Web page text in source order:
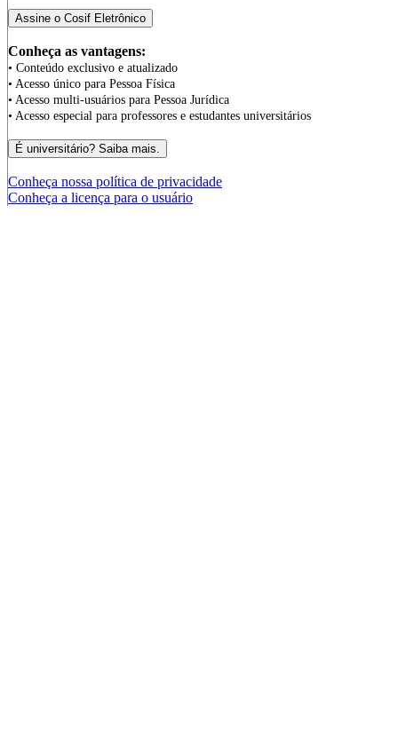
Conheça as vantagens:
• Conteúdo exclusivo e atualizado
• Acesso único para Pessoa Física
• Acesso multi-usuários para Pessoa Jurídica
• Acesso especial para professores e estudantes universitários
Conheça nossa política de privacidade
Conheça a licença para o usuário